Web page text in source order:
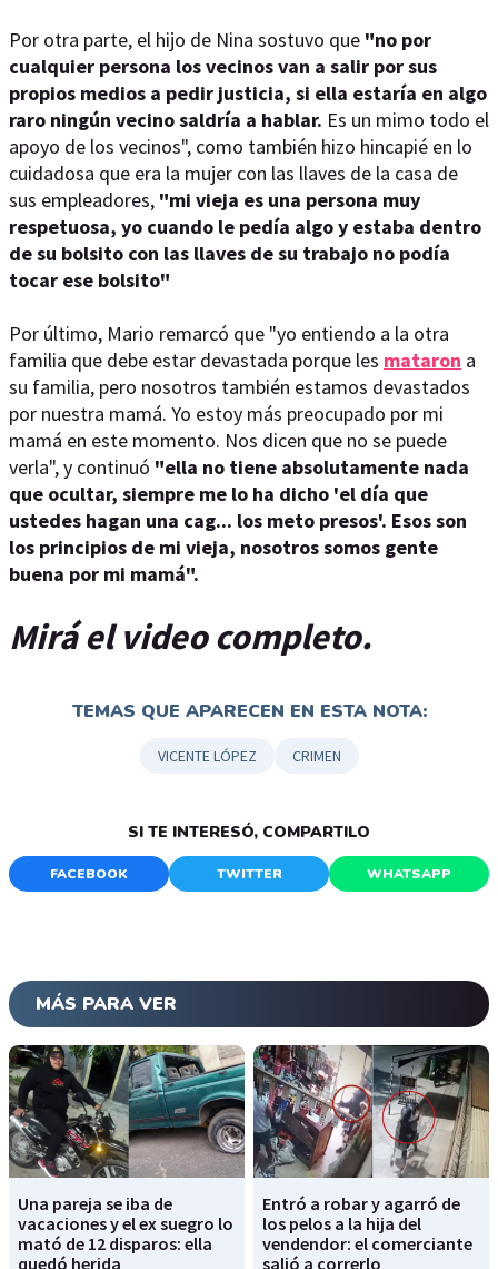
Por otra parte, el hijo de Nina sostuvo que "no por
cualquier persona los vecinos van a salir por sus
propios medios a pedir justicia, si ella estaría en algo
raro ningún vecino saldría a hablar. Es un mimo todo el
apoyo de los vecinos", como también hizo hincapié en lo
cuidadosa que era la mujer con las llaves de la casa de
sus empleadores, "mi vieja es una persona muy
respetuosa, yo cuando le pedía algo y estaba dentro
de su bolsito con las llaves de su trabajo no podía
tocar ese bolsito"
Por último, Mario remarcó que "yo entiendo a la otra
familia que debe estar devastada porque les mataron a
su familia, pero nosotros también estamos devastados
por nuestra mamá. Yo estoy más preocupado por mi
mamá en este momento. Nos dicen que no se puede
verla", y continuó "ella no tiene absolutamente nada
que ocultar, siempre me lo ha dicho 'el día que
ustedes hagan una cag... los meto presos'. Esos son
los principios de mi vieja, nosotros somos gente
buena por mi mamá".
Mirá el video completo.
TEMAS QUE APARECEN EN ESTA NOTA:
VICENTE LÓPEZ CRIMEN
SI TE INTERESÓ, COMPARTILO
FACEBOOK TWITTER WHATSAPP
MÁS PARA VER
Una pareja se iba de
vacaciones y el ex suegro lo
mató de 12 disparos: ella
quedó herida
Entró a robar y agarró de
los pelos a la hija del
vendendor: el comerciante
salió a correrlo